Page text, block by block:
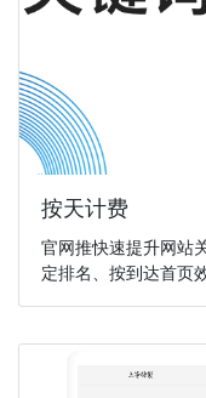
按天计费
官网推快速提升网站
定排名、按到达首页